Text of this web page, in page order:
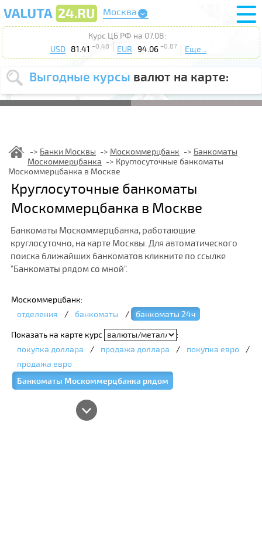
Москва
Курс ЦБ РФ на 07.08:
USD 81.41 +0.48 EUR 94.06 +0.87 Еще...
Выгодные курсы валют на карте:
Выберите
USD EUR
курс от
Выберите
действие: Продать
Поиск
Банки Москвы Москоммерцбанк
Банкоматы
Москоммерцбанка
Круглосуточные банкоматы
Москоммерцбанка в Москве
Круглосуточные банкоматы
Москоммерцбанка в Москве
Банкоматы Москоммерцбанка, работающие
круглосуточно, на карте Москвы. Для автоматического
поиска ближайших банкоматов кликните по ссылке
"Банкоматы рядом со мной".
Москоммерцбанк:
отделения
/ банкоматы / банкоматы 24ч
Показать на карте курс
:
покупка доллара
/ продажа доллара / покупка евро
/
продажа евро
Банкоматы Москоммерцбанка рядом